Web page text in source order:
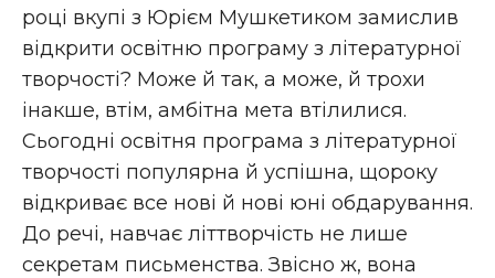
році вкупі з Юрієм Мушкетиком замислив
відкрити освітню програму з літературної
творчості? Може й так, а може, й трохи
інакше, втім, амбітна мета втілилися.
Сьогодні освітня програма з літературної
творчості популярна й успішна, щороку
відкриває все нові й нові юні обдарування.
До речі, навчає літтворчість не лише
секретам письменства. Звісно ж, вона